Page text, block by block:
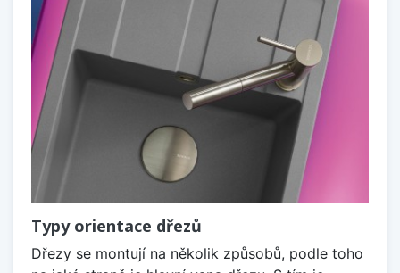
Typy orientace dřezů
Dřezy se montují na několik způsobů, podle toho